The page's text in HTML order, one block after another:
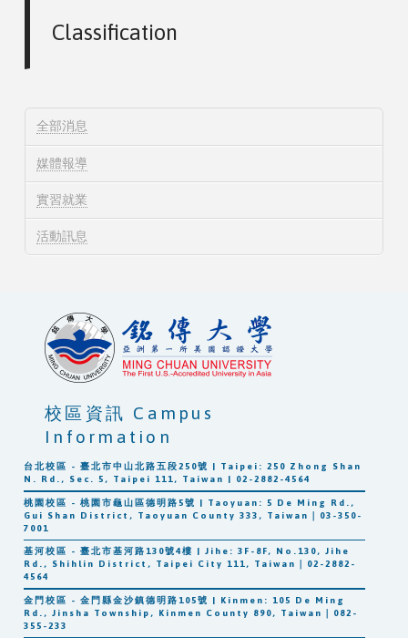
Classification
全部消息
媒體報導
實習就業
活動訊息
台北校區 - 臺北市中山北路五段250號 | Taipei: 250 Zhong Shan
N. Rd., Sec. 5, Taipei 111, Taiwan | 02-2882-4564
桃園校區 - 桃園市龜山區德明路5號 | Taoyuan: 5 De Ming Rd.,
Gui Shan District, Taoyuan County 333, Taiwan｜03-350-
7001
基河校區 - 臺北市基河路130號4樓 | Jihe: 3F-8F, No.130, Jihe
Rd., Shihlin District, Taipei City 111, Taiwan｜02-2882-
4564
金門校區 - 金門縣金沙鎮德明路105號 | Kinmen: 105 De Ming
Rd., Jinsha Township, Kinmen County 890, Taiwan｜082-
355-233
校區資訊 Campus
Information